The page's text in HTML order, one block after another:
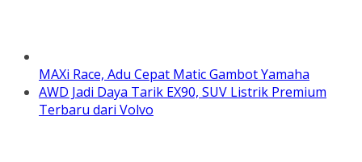
MAXi Race, Adu Cepat Matic Gambot Yamaha
AWD Jadi Daya Tarik EX90, SUV Listrik Premium
Terbaru dari Volvo